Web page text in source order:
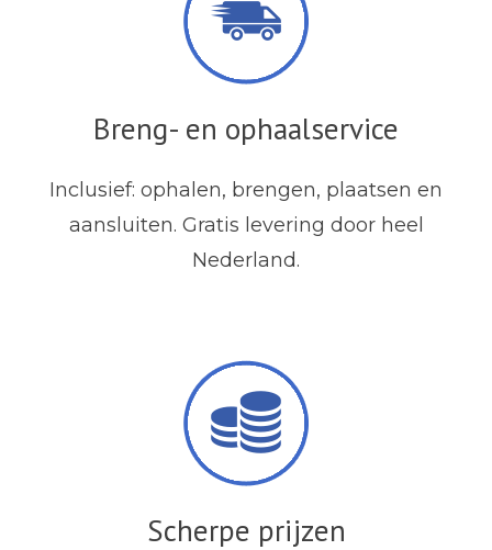
Breng- en ophaalservice
Inclusief: ophalen, brengen, plaatsen en
aansluiten. Gratis levering door heel
Nederland.
Scherpe prijzen